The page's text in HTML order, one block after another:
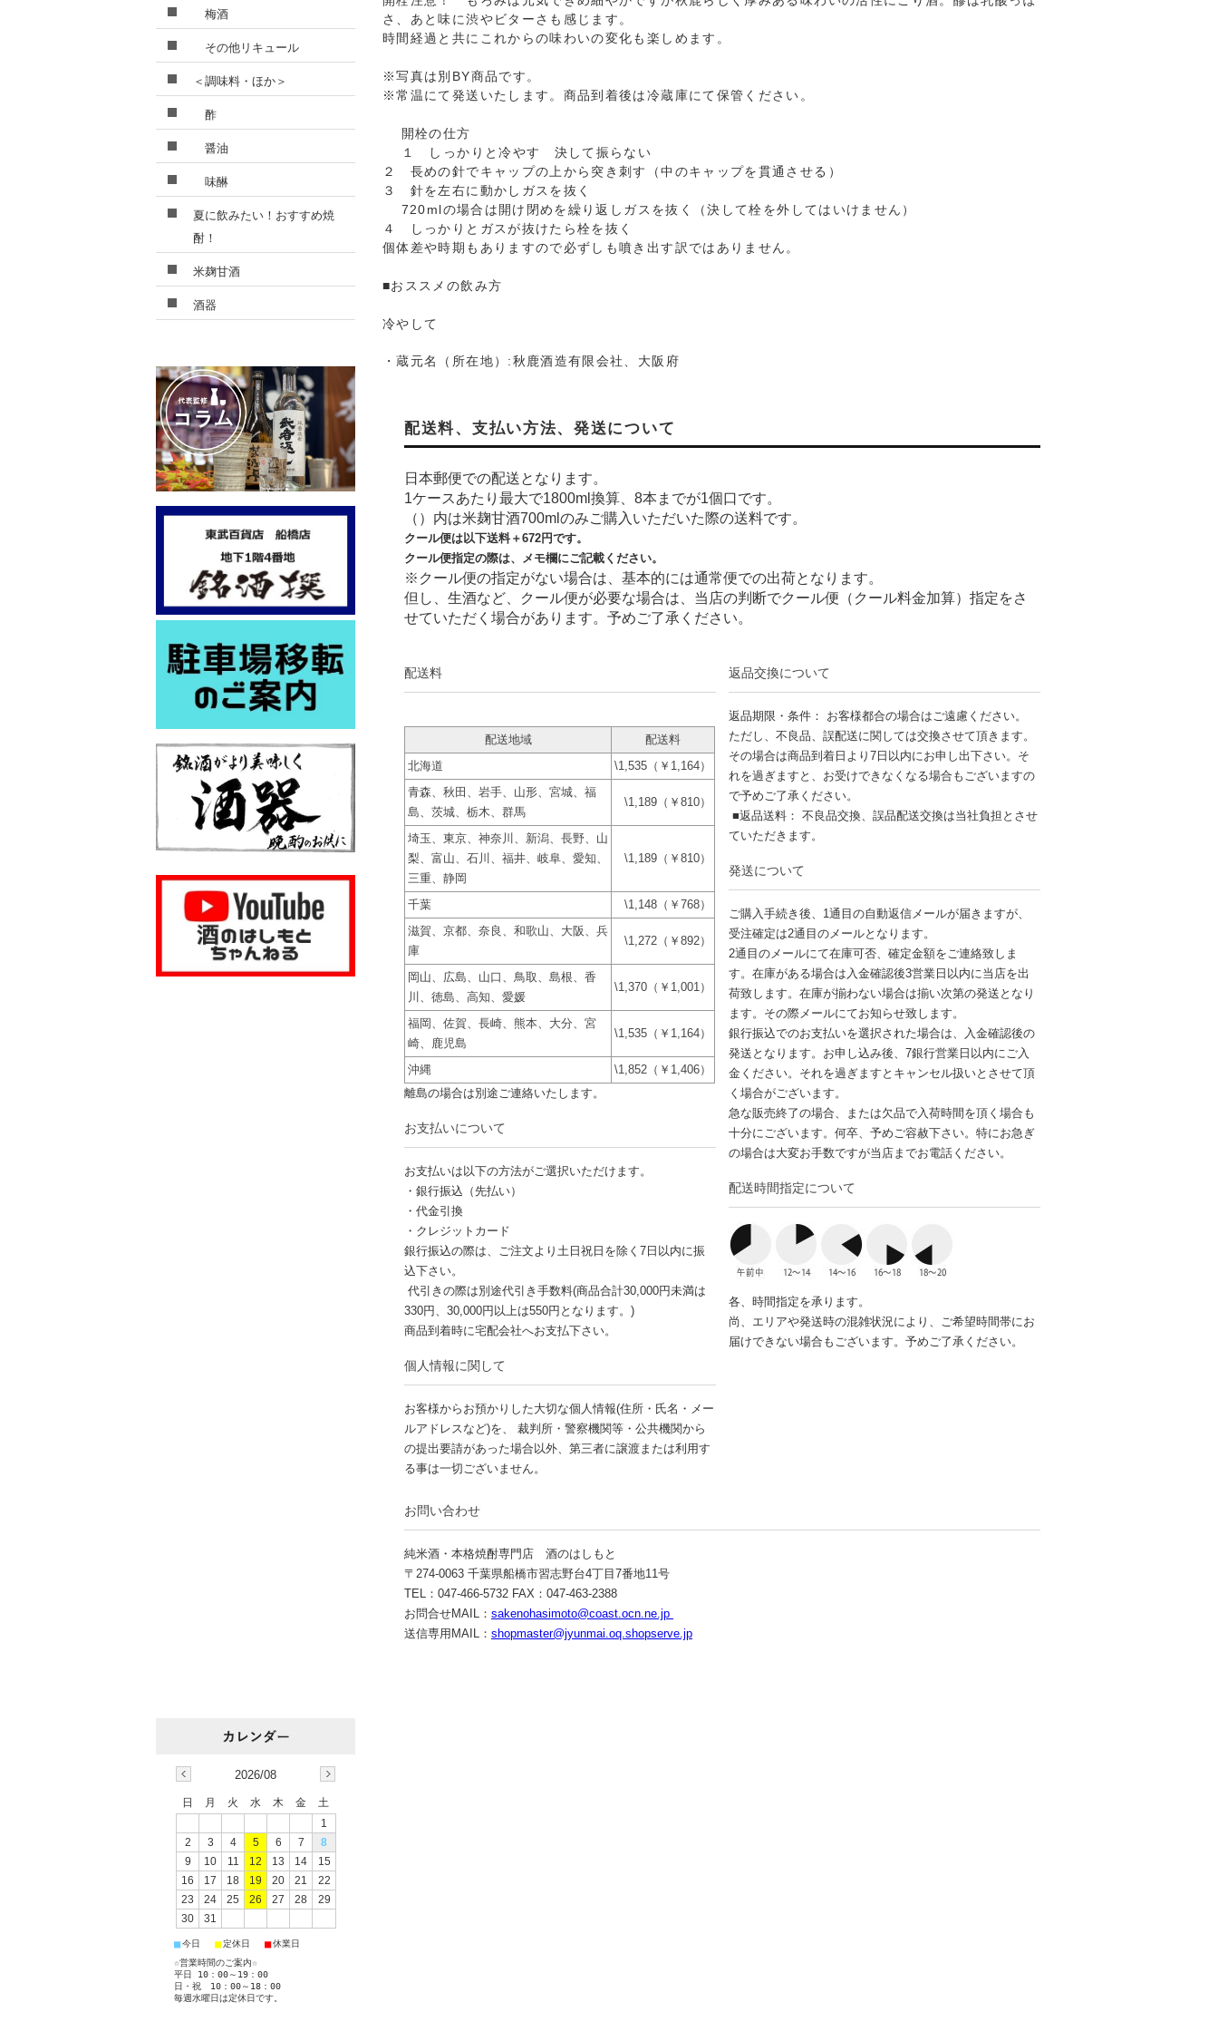
さ、あと味に渋やビターさも感じます。
時間経過と共にこれからの味わいの変化も楽しめます。
※写真は別BY商品です。
※常温にて発送いたします。商品到着後は冷蔵庫にて保管ください。
開栓の仕方
１ しっかりと冷やす 決して振らない
２ 長めの針でキャップの上から突き刺す（中のキャップを貫通させる）
３ 針を左右に動かしガスを抜く
720mlの場合は開け閉めを繰り返しガスを抜く（決して栓を外してはいけません）
４ しっかりとガスが抜けたら栓を抜く
個体差や時期もありますので必ずしも噴き出す訳ではありません。
■おススメの飲み方
冷やして
・蔵元名（所在地）:秋鹿酒造有限会社、大阪府
配送料、支払い方法、発送について
日本郵便での配送となります。
1ケースあたり最大で1800ml換算、8本までが1個口です。
（）内は米麹甘酒700mlのみご購入いただいた際の送料です。
クール便は以下送料＋672円です。
クール便指定の際は、メモ欄にご記載ください。
※クール便の指定がない場合は、基本的には通常便での出荷となります。
但し、生酒など、クール便が必要な場合は、当店の判断でクール便（クール料金加算）指定をさ
せていただく場合があります。予めご了承ください。
配送料
配送地域
配送料
北海道
\1,535（￥1,164）
青森、秋田、岩手、山形、宮城、福
島、茨城、栃木、群馬
\1,189（￥810）
埼玉、東京、神奈川、新潟、長野、山
梨、富山、石川、福井、岐阜、愛知、
三重、静岡
\1,189（￥810）
千葉
\1,148（￥768）
滋賀、京都、奈良、和歌山、大阪、兵
庫
\1,272（￥892）
岡山、広島、山口、鳥取、島根、香
川、徳島、高知、愛媛
\1,370（￥1,001）
福岡、佐賀、長崎、熊本、大分、宮
崎、鹿児島
\1,535（￥1,164）
沖縄
\1,852（￥1,406）
離島の場合は別途ご連絡いたします。
お支払いについて
お支払いは以下の方法がご選択いただけます。
・銀行振込（先払い）
・代金引換
・クレジットカード
銀行振込の際は、ご注文より土日祝日を除く7日以内に振
込下さい。
代引きの際は別途代引き手数料(商品合計30,000円未満は
330円、30,000円以上は550円となります。)
商品到着時に宅配会社へお支払下さい。
個人情報に関して
お客様からお預かりした大切な個人情報(住所・氏名・メー
ルアドレスなど)を、 裁判所・警察機関等・公共機関から
の提出要請があった場合以外、第三者に譲渡または利用す
る事は一切ございません。
返品交換について
返品期限・条件： お客様都合の場合はご遠慮ください。
ただし、不良品、誤配送に関しては交換させて頂きます。
その場合は商品到着日より7日以内にお申し出下さい。そ
れを過ぎますと、お受けできなくなる場合もございますの
で予めご了承ください。
■返品送料： 不良品交換、誤品配送交換は当社負担とさせ
ていただきます。
発送について
ご購入手続き後、1通目の自動返信メールが届きますが、
受注確定は2通目のメールとなります。
2通目のメールにて在庫可否、確定金額をご連絡致しま
す。在庫がある場合は入金確認後3営業日以内に当店を出
荷致します。在庫が揃わない場合は揃い次第の発送となり
ます。その際メールにてお知らせ致します。
銀行振込でのお支払いを選択された場合は、入金確認後の
発送となります。お申し込み後、7銀行営業日以内にご入
金ください。それを過ぎますとキャンセル扱いとさせて頂
く場合がございます。
急な販売終了の場合、または欠品で入荷時間を頂く場合も
十分にございます。何卒、予めご容赦下さい。特にお急ぎ
の場合は大変お手数ですが当店までお電話ください。
配送時間指定について
各、時間指定を承ります。
尚、エリアや発送時の混雑状況により、ご希望時間帯にお
届けできない場合もございます。予めご了承ください。
お問い合わせ
純米酒・本格焼酎専門店 酒のはしもと
〒274-0063 千葉県船橋市習志野台4丁目7番地11号
TEL：047-466-5732 FAX：047-463-2388
お問合せMAIL： sakenohasimoto@coast.ocn.ne.jp
送信専用MAIL： shopmaster@jyunmai.oq.shopserve.jp
梅酒
その他リキュール
＜調味料・ほか＞
酢
醤油
味醂
夏に飲みたい！おすすめ焼
酎！
米麹甘酒
酒器
2026/08
日 月 火 水 木 金
土
1
2
3 4 5 6 7
8
9
10 11 12 13 14
15
16
17 18 19 20 21
22
23
24 25 26 27 28
29
30
31
■今日 ■定休日 ■休業日
☆営業時間のご案内☆
平日 10：00～19：00
日・祝 10：00～18：00
毎週水曜日は定休日です。